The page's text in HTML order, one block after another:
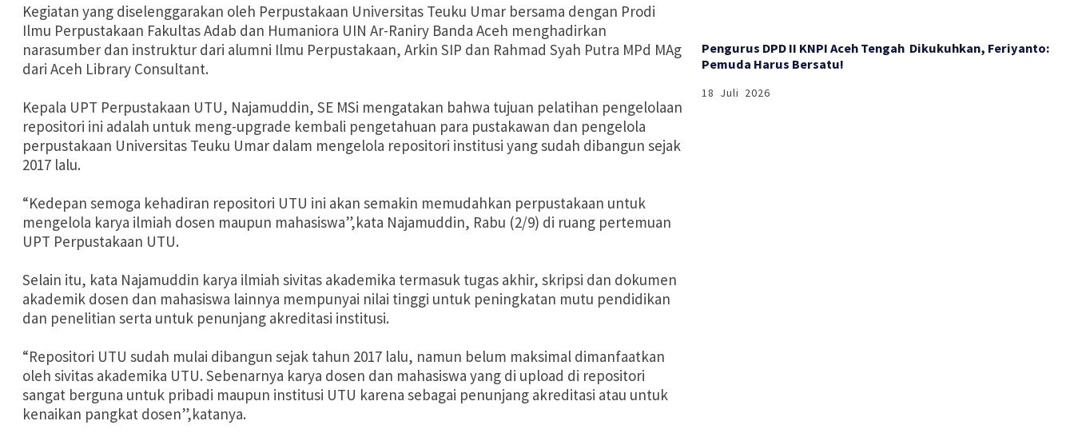
Kegiatan yang diselenggarakan oleh Perpustakaan Universitas Teuku Umar bersama dengan Prodi
Ilmu Perpustakaan Fakultas Adab dan Humaniora UIN Ar-Raniry Banda Aceh menghadirkan
narasumber dan instruktur dari alumni Ilmu Perpustakaan, Arkin SIP dan Rahmad Syah Putra MPd MAg
dari Aceh Library Consultant.
Kepala UPT Perpustakaan UTU, Najamuddin, SE MSi mengatakan bahwa tujuan pelatihan pengelolaan
repositori ini adalah untuk meng-upgrade kembali pengetahuan para pustakawan dan pengelola
perpustakaan Universitas Teuku Umar dalam mengelola repositori institusi yang sudah dibangun sejak
2017 lalu.
“Kedepan semoga kehadiran repositori UTU ini akan semakin memudahkan perpustakaan untuk
mengelola karya ilmiah dosen maupun mahasiswa”,kata Najamuddin, Rabu (2/9) di ruang pertemuan
UPT Perpustakaan UTU.
Selain itu, kata Najamuddin karya ilmiah sivitas akademika termasuk tugas akhir, skripsi dan dokumen
akademik dosen dan mahasiswa lainnya mempunyai nilai tinggi untuk peningkatan mutu pendidikan
dan penelitian serta untuk penunjang akreditasi institusi.
“Repositori UTU sudah mulai dibangun sejak tahun 2017 lalu, namun belum maksimal dimanfaatkan
oleh sivitas akademika UTU. Sebenarnya karya dosen dan mahasiswa yang di upload di repositori
sangat berguna untuk pribadi maupun institusi UTU karena sebagai penunjang akreditasi atau untuk
kenaikan pangkat dosen”,katanya.
‎Pengurus DPD II KNPI Aceh Tengah Dikukuhkan, Feriyanto:
Pemuda Harus Bersatu!
18 Juli 2026